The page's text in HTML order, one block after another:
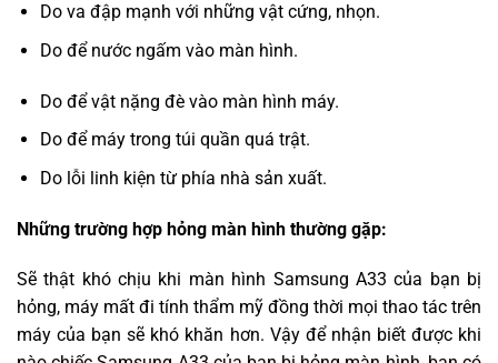
Do va đập mạnh với những vật cứng, nhọn.
Do để nước ngấm vào màn hình.
Do để vật nặng đè vào màn hình máy.
Do để máy trong túi quần quá trật.
Do lỗi linh kiện từ phía nhà sản xuất.
Những trường hợp hỏng màn hình thường gặp:
Sẽ thật khó chịu khi màn hình Samsung A33 của bạn bị
hỏng, máy mất đi tính thẩm mỹ đồng thời mọi thao tác trên
máy của bạn sẽ khó khăn hơn. Vậy để nhận biết được khi